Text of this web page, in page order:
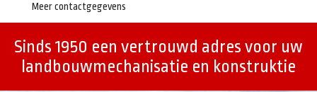
Meer contactgegevens
Sinds 1950 een vertrouwd adres voor uw
landbouwmechanisatie en konstruktie